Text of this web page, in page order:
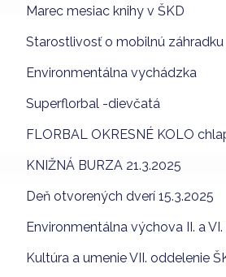
Marec mesiac knihy v ŠKD
Starostlivosť o mobilnú záhradku
Environmentálna vychádzka
Superflorbal -dievčatá
FLORBAL OKRESNÉ KOLO
KNIŽNÁ BURZA 21.3.2025
Deň otvorených dverí 15.3.2025
Environmentálna výchova II. a
Kultúra a umenie VII. oddelenie